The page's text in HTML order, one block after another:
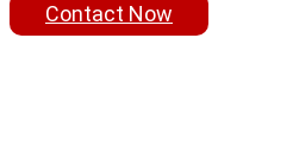
Contact Now